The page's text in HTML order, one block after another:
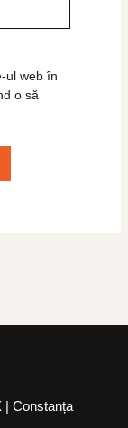
ul web în
o să
| Constanța